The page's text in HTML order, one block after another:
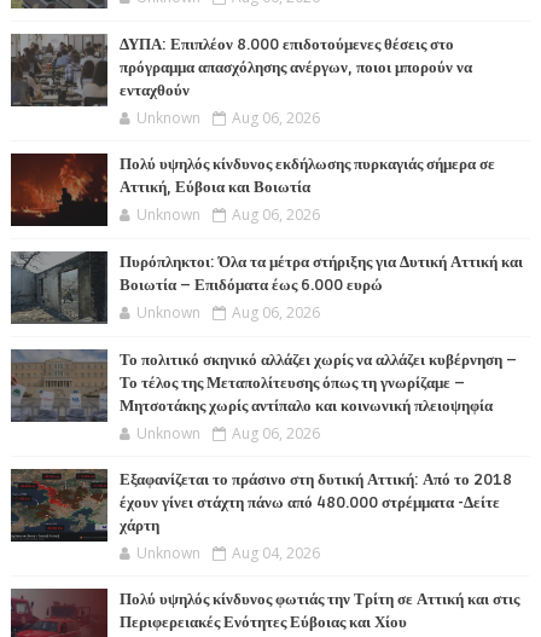
ΔΥΠΑ: Επιπλέον 8.000 επιδοτούμενες θέσεις στο
πρόγραμμα απασχόλησης ανέργων, ποιοι μπορούν να
ενταχθούν
Unknown Aug 06, 2026
Πολύ υψηλός κίνδυνος εκδήλωσης πυρκαγιάς σήμερα σε
Αττική, Εύβοια και Βοιωτία
Unknown Aug 06, 2026
Πυρόπληκτοι: Όλα τα μέτρα στήριξης για Δυτική Αττική και
Βοιωτία – Επιδόματα έως 6.000 ευρώ
Unknown Aug 06, 2026
Το πολιτικό σκηνικό αλλάζει χωρίς να αλλάζει κυβέρνηση –
Το τέλος της Μεταπολίτευσης όπως τη γνωρίζαμε –
Μητσοτάκης χωρίς αντίπαλο και κοινωνική πλειοψηφία
Unknown Aug 06, 2026
Εξαφανίζεται το πράσινο στη δυτική Αττική: Από το 2018
έχουν γίνει στάχτη πάνω από 480.000 στρέμματα -Δείτε
χάρτη
Unknown Aug 04, 2026
Πολύ υψηλός κίνδυνος φωτιάς την Τρίτη σε Αττική και στις
Περιφερειακές Ενότητες Εύβοιας και Χίου